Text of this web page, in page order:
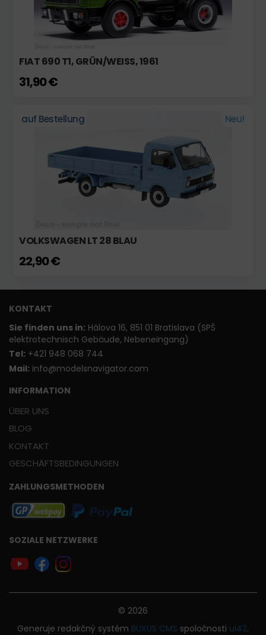
FIAT 690 T1, GRÜN/WEISS, 1961
31,90 €
auf Bestellung Neu!
VOLKSWAGEN LT 28 BLAU
22,90 €
KONTAKT
Sie finden uns in: Hálova 16, 851 01 Bratislava (SPŠ
elektrotechnisch Gebäude, Nebeneingang)
Tel: +421 948 068 744
Mail: info@modelsnavigator.com
INFORMATION
ÜBER UNS
BLOG
KONTAKT
GESCHÄFTSBEDINGUNGEN
ZAHLUNGSMETHODEN
SOZIALE NETZWERKE
© 2026
Generuje redakčný systém BUXUS CMS spoločnosti ui42.